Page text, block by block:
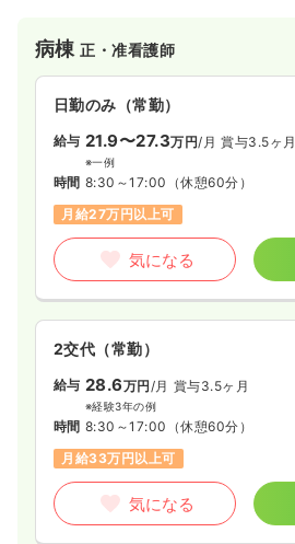
病棟正・准看護師
日勤のみ（常勤）
給与 21.9〜27.3万円/月 賞与3.5ヶ月
※一例
時間 8:30～17:00 （休憩60分）
月給27万円以上可
気になる
2交代（常勤）
給与 28.6万円/月 賞与3.5ヶ月
※経験3年の例
時間 8:30～17:00 （休憩60分）
月給33万円以上可
気になる